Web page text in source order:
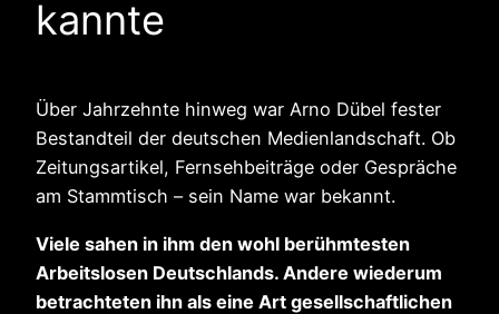
kannte
Über Jahrzehnte hinweg war Arno Dübel fester
Bestandteil der deutschen Medienlandschaft. Ob
Zeitungsartikel, Fernsehbeiträge oder Gespräche
am Stammtisch – sein Name war bekannt.
Viele sahen in ihm den wohl berühmtesten
Arbeitslosen Deutschlands. Andere wiederum
betrachteten ihn als eine Art gesellschaftlichen